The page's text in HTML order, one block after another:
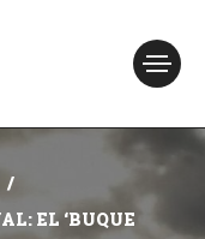
EL ‘BUQUE